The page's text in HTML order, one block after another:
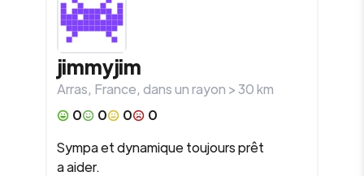
jimmyjim
Arras, France, dans un rayon >30km
0
0 0
0
Sympa et dynamique toujours prêt
a aider.